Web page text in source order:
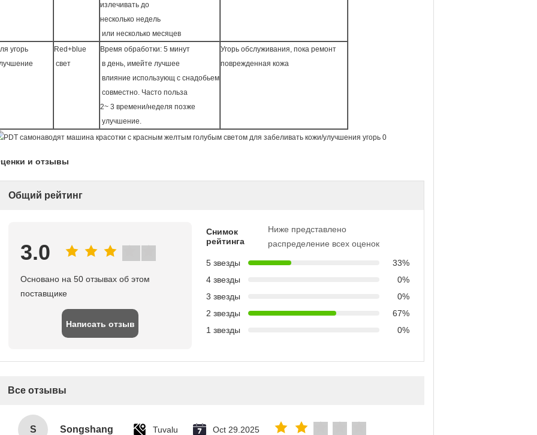
излечивать до
несколько недель
или несколько месяцев
угорь
Red+blue
свет
Время обработки: 5 минут
в день, имейте лучшее
влияние использующ с снадобьем
совместно. Часто польза
2~ 3 времени/неделя позже
улучшение.
Угорь обслуживания, пока ремонт
поврежденная кожа
и отзывы
Общий рейтинг
3.0
Основано на 50 отзывах об этом
поставщике
Написать отзыв
Снимок
рейтинга
Ниже представлено
распределение всех оценок
5 звезды
33%
4 звезды
0%
3 звезды
0%
2 звезды
67%
1 звезды
0%
Все отзывы
S Songshang Tuvalu Oct 29.2025